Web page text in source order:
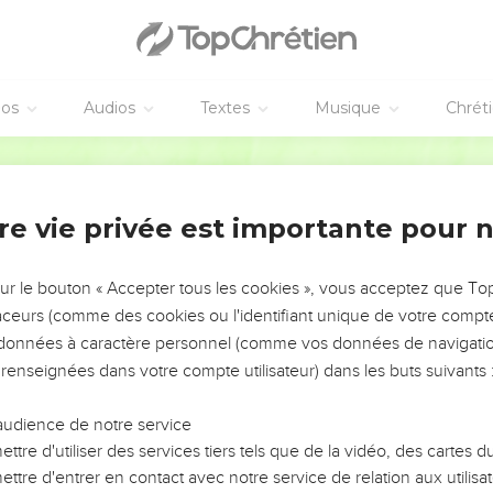
Audios Textes Musique
ὑπερηφάνοις ἀντιτάσσεται ταπεινοῖς δὲ δίδωσιν
ὑμῶν ἐπιρίψαντες ἐπ’ αὐτόν, ὅτι αὐτῷ μέλει περὶ
ὁ ἀντίδικος ὑμῶν διάβολος ὡς λέων ὠρυόμενος
ὁ καλέσας ὑμᾶς εἰς τὴν αἰώνιον αὐτοῦ δόξαν ἐν
στηρίξει, σθενώσει, θεμελιώσει.
τοὺς αἰῶνας τῶν αἰώνων· ἀμήν.
ἀληθῆ χάριν τοῦ θεοῦ· εἰς ἣν στῆτε.
Βαβυλῶνι συνεκλεκτὴ καὶ Μᾶρκος ὁ υἱός μου.
vie privée est importante pour
le bouton « Accepter tous les cookies », vous acceptez que
(comme des cookies ou l'identifiant unique de votre
à caractère personnel (comme vos données de
dans votre compte utilisateur) dans les buts suivants :
de notre service
d'utiliser des services tiers tels que de la vidéo, des cartes
d'entrer en contact avec notre service de relation aux